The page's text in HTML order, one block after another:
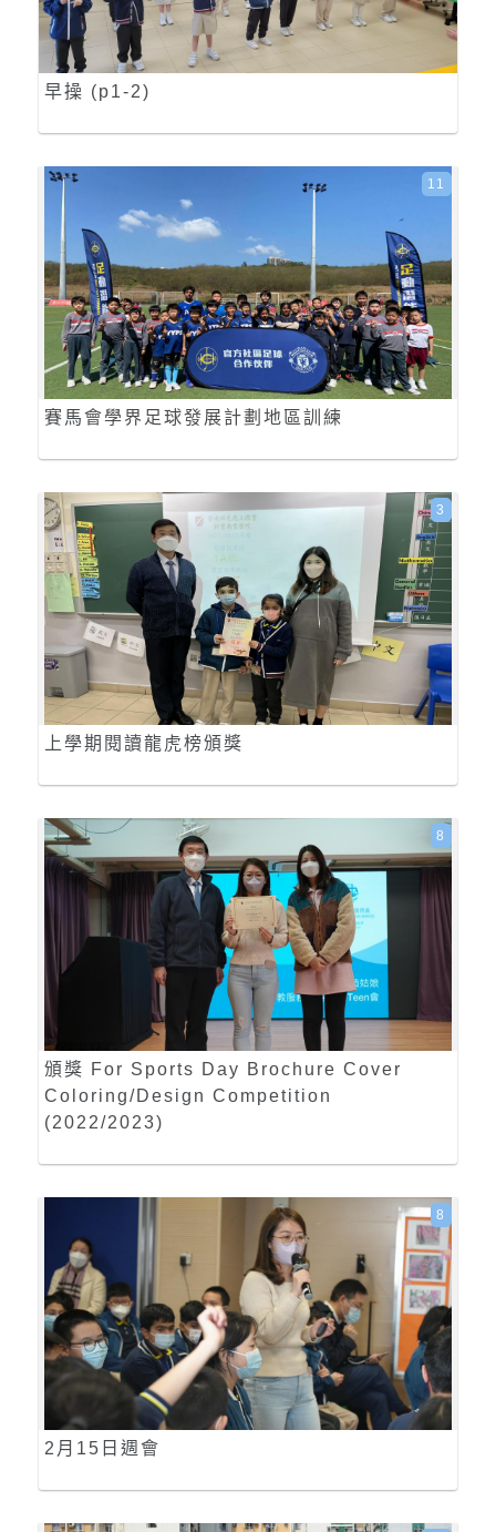
早操 (p1-2)
賽馬會學界足球發展計劃地區訓練
11
上學期閱讀龍虎榜頒獎
3
頒獎 For Sports Day Brochure Cover
Coloring/Design Competition
(2022/2023)
8
2月15日週會
8